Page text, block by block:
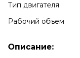
Тип двигателя
Рабочий объем
Описание: